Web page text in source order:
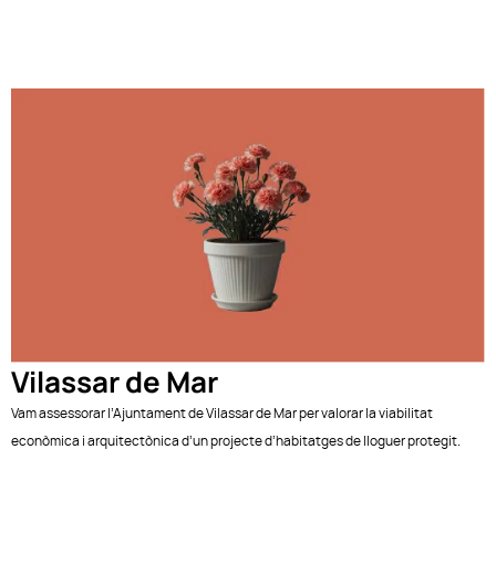
Vilassar de Mar
Vam assessorar l’Ajuntament de Vilassar de Mar per valorar la viabilitat
econòmica i arquitectònica d’un projecte d’habitatges de lloguer protegit.